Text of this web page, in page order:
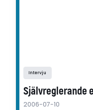
Intervju
Självreglerande
2006-07-10